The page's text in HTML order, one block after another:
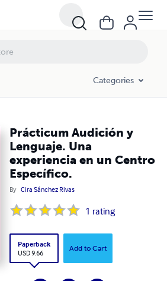
Categories
Prácticum Audición y
Lenguaje. Una
experiencia en un Centro
Específico.
By Cira Sánchez Rivas
1 rating
Paperback
USD 9.66
Add to Cart
Una experiencia en un Centro